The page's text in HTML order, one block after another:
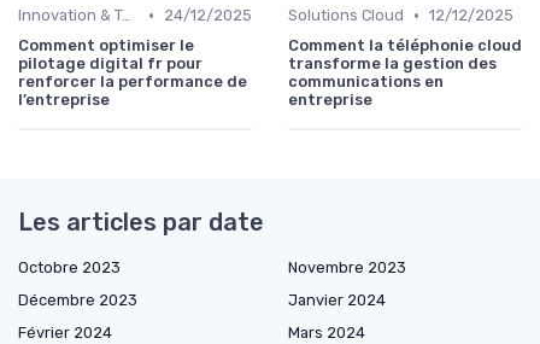
Innovation & Tendances •
24/12/2025
Comment optimiser le
pilotage digital fr pour
renforcer la performance de
l’entreprise
Solutions Cloud • 12/12/2025
Comment la téléphonie cloud
transforme la gestion des
communications en
entreprise
Les articles par date
Octobre 2023
Novembre 2023
Décembre 2023
Janvier 2024
Février 2024
Mars 2024